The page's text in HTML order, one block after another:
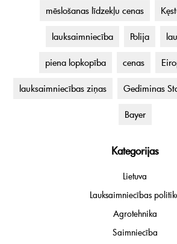
mēslošanas līdzekļu cenas
lauksaimniecība Polija
piena lopkopība cenas
lauksaimniecības ziņas Gediminas
Bayer
Kategorijas
Lietuva
Lauksaimniecības
Agrotehnika
Saimniecība